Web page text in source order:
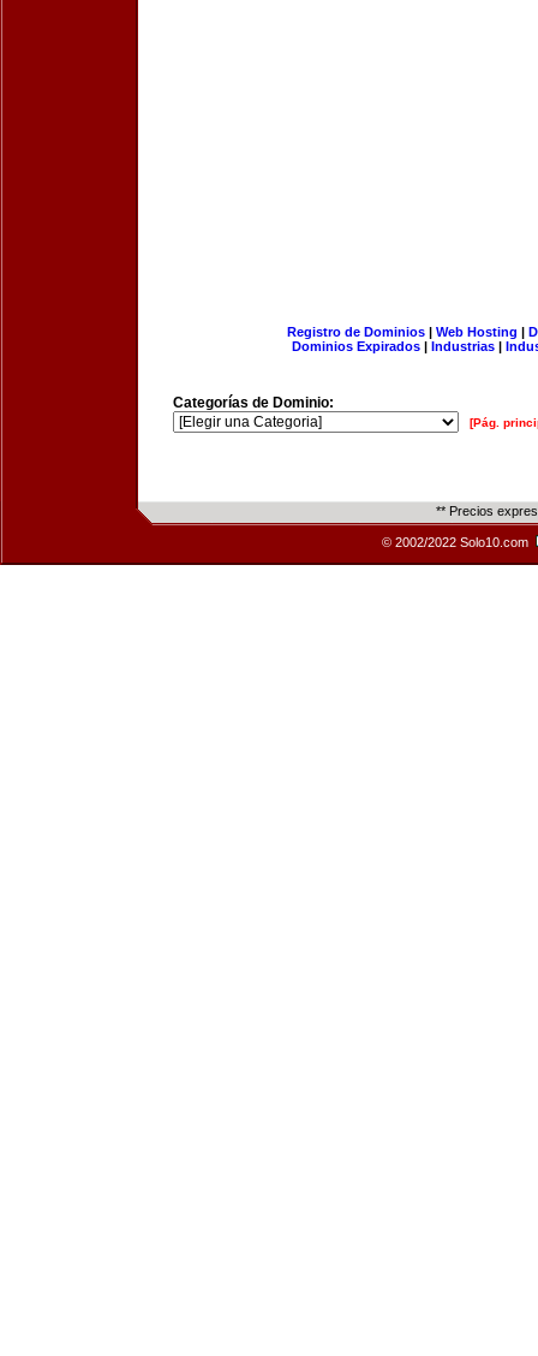
Registro de Dominios| Web Hosting |
Dominios Expirados | Industrias |
Categorías de Dominio:
[Pág.
** Precios
© 2002/2022 Solo10.com